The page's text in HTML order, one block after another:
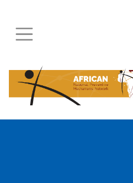
Skip
to
main
content